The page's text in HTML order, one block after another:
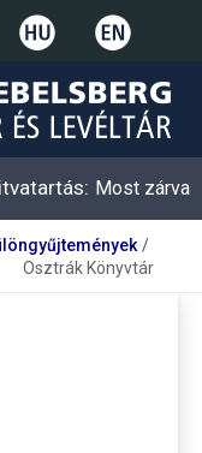
Most zárva
Osztrák Könyvtár